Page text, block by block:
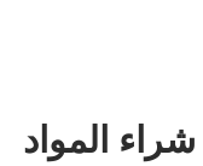
المواد